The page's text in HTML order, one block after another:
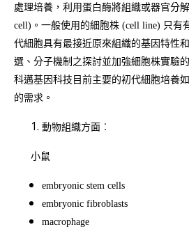
處理培養，利用蛋白酶將組織或器官分
cell)。一般使用的細胞株 (cell line) 只有
代細胞具有最接近原來組織的基因特性
選、分子機制之探討並加強細胞株實驗
科邁基因科技目前主要的初代細胞培養
的需求。
動物組織方面︰
小鼠
embryonic stem cells
embryonic fibroblasts
macrophage